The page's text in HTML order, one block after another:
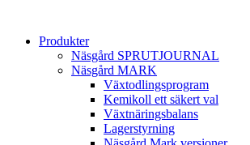
Produkter
Näsgård SPRUTJOURNAL
Näsgård MARK
Växtodlingsprogram
Kemikoll ett säkert val
Växtnäringsbalans
Lagerstyrning